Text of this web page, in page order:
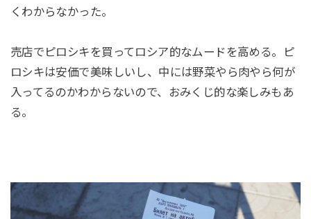
くわからなかった。
売店でピロシキを買ってロシア的なムードを高める。ピ
ロシキは安価で美味しいし、中には野菜やら肉やら何が
入ってるのかわからないので、おみくじ的な楽しみもあ
る。